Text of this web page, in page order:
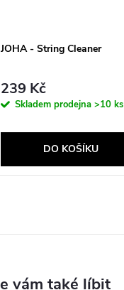
JOHA - String Cleaner
239 Kč
Skladem prodejna >10 ks
DO KOŠÍKU